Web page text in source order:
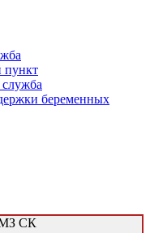
пункт
служба
беременных